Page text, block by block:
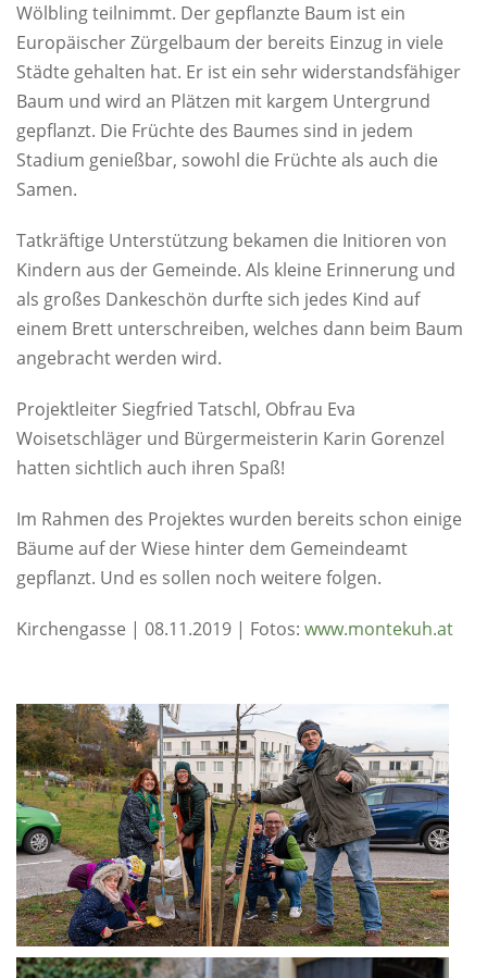
Wölbling teilnimmt. Der gepflanzte Baum ist ein
Europäischer Zürgelbaum der bereits Einzug in viele
Städte gehalten hat. Er ist ein sehr widerstandsfähiger
Baum und wird an Plätzen mit kargem Untergrund
gepflanzt. Die Früchte des Baumes sind in jedem
Stadium genießbar, sowohl die Früchte als auch die
Samen.
Tatkräftige Unterstützung bekamen die Initioren von
Kindern aus der Gemeinde. Als kleine Erinnerung und
als großes Dankeschön durfte sich jedes Kind auf
einem Brett unterschreiben, welches dann beim Baum
angebracht werden wird.
Projektleiter Siegfried Tatschl, Obfrau Eva
Woisetschläger und Bürgermeisterin Karin Gorenzel
hatten sichtlich auch ihren Spaß!
Im Rahmen des Projektes wurden bereits schon einige
Bäume auf der Wiese hinter dem Gemeindeamt
gepflanzt. Und es sollen noch weitere folgen.
Kirchengasse | 08.11.2019 | Fotos: www.montekuh.at